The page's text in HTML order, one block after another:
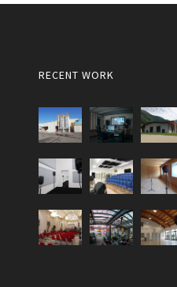
RECENT WORK